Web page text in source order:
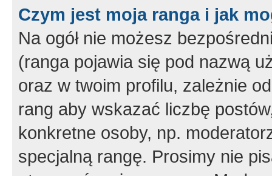
Czym jest moja ranga i jak
Na ogół nie możesz
(ranga pojawia się pod nazwą
oraz w twoim profilu, zależnie
rang aby wskazać liczbę
konkretne osoby, np.
specjalną rangę. Prosimy nie